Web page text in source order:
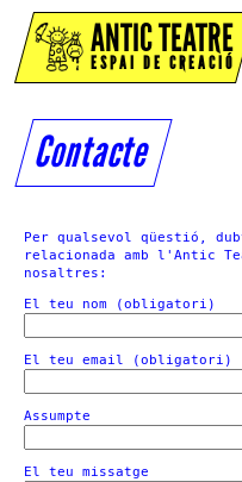
ANTIC TEATRE
ESPAI DE CREACIÓ
Contacte
Per qualsevol qüestió,
relacionada amb l'Antic
nosaltres:
El teu nom (obligatori)
El teu email (obligatori)
Assumpte
El teu missatge